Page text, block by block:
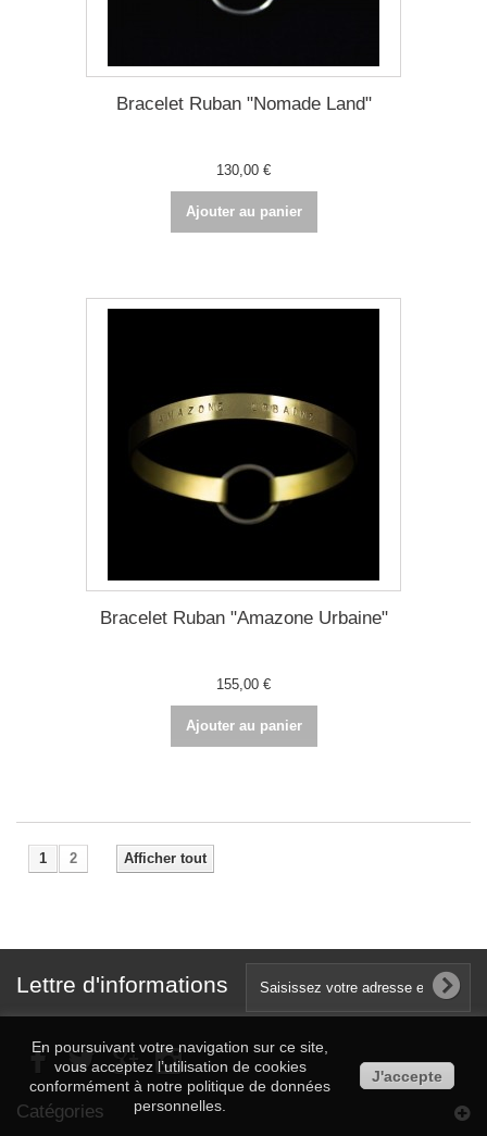
Bracelet Ruban "Nomade Land"
130,00 €
Ajouter au panier
Bracelet Ruban "Amazone Urbaine"
155,00 €
Ajouter au panier
Afficher tout
1 2
Lettre d'informations
Catégories
En poursuivant votre navigation sur ce site,
vous acceptez l’utilisation de cookies
conformément à notre politique de données
personnelles.
J'accepte